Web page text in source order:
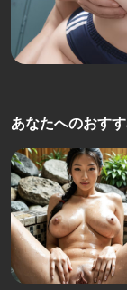
あなたへのおす